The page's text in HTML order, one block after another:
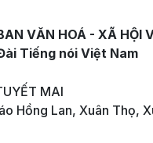
VĂN HOÁ - XÃ HỘI
Tiếng nói Việt Nam
MAI
Hồng Lan, Xuân Thọ,